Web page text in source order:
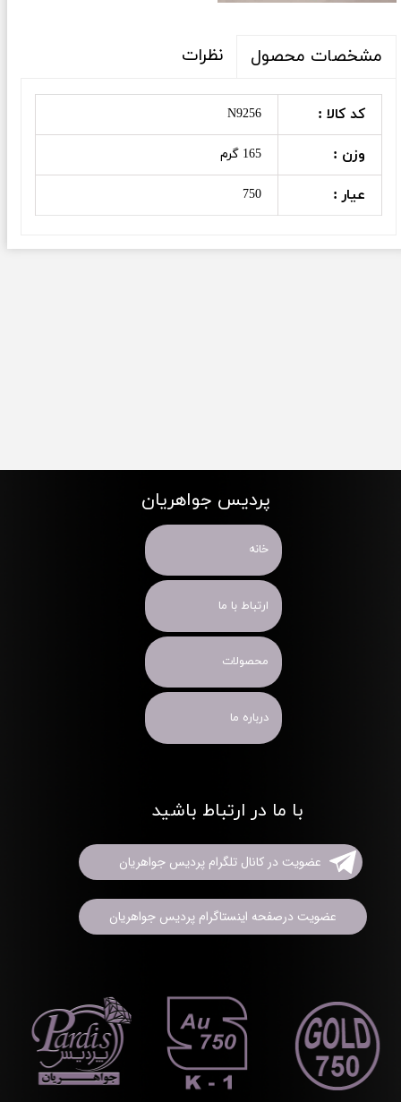
مشخصات محصول نظرات
کد کالا : N9256
وزن : 165 گرم
عیار : 750
پردیس جواهریان
خانه
ارتباط با ما
محصولات
درباره ما
با ما در ارتباط باشید
عضویت در کانال تلگرام پردیس جواهریان
عضویت درصفحه اینستاگرام پردیس جواهریان